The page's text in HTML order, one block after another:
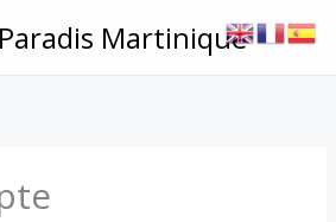
Martinique